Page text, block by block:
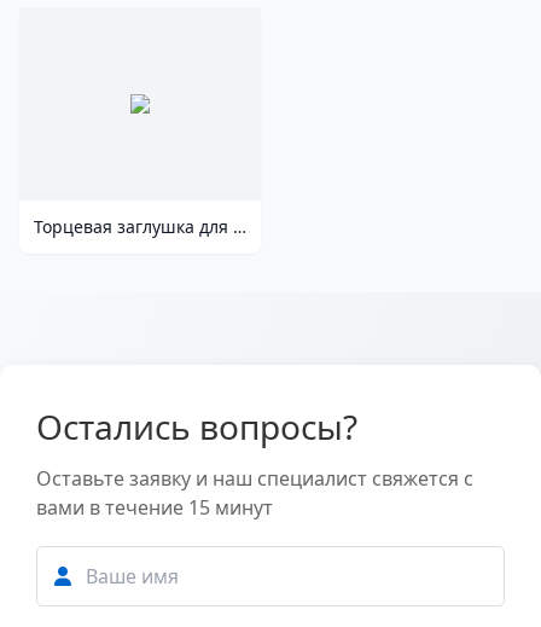
Торцевая заглушка для лотка водоотводного Gidrolica® Standart/Standart Plus DN 200, арт 18201
Остались вопросы?
Оставьте заявку и наш специалист свяжется с
вами в течение 15 минут